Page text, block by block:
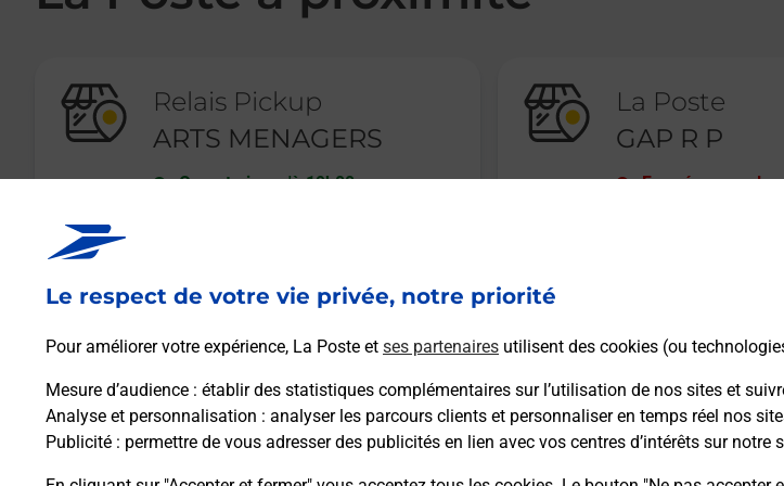
Le respect de votre vie privée, notre priorité
Pour améliorer votre expérience, La Poste et ses partenaires utilisent des cookies (ou
Mesure d’audience : établir des statistiques complémentaires sur l’utilisation de nos sites et
Analyse et personnalisation : analyser les parcours clients et personnaliser en temps réel nos
Publicité : permettre de vous adresser des publicités en lien avec vos centres d’intérêts sur notre
Relais Pickup
ARTS MENAGERS
Ouvert-jusqu'à 19h00
En savoir plus
La Poste
GAP R P
Fermé-ouvre